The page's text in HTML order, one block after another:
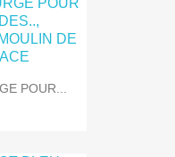
POUR...